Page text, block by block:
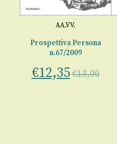
AA.VV.
Prospettiva Persona
n.67/2009
€12,35€13,00